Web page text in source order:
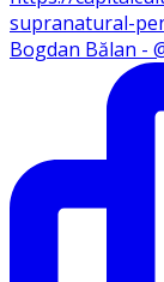
Bogdan Bălan -